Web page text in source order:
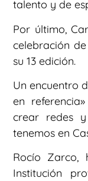
talento y de
Por último,
celebración de
su 13 edición.
Un encuentro
en
crear redes
tenemos en
Rocío Zarco,
Institución